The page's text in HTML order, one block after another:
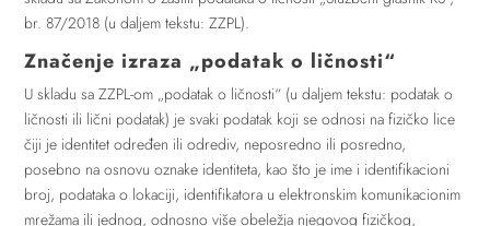
br. 87/2018 (u daljem tekstu: ZZPL).
Značenje izraza „podatak o ličnosti“
U skladu sa ZZPL-om „podatak o ličnosti“ (u daljem tekstu: podatak o
ličnosti ili lični podatak) je svaki podatak koji se odnosi na fizičko lice
čiji je identitet određen ili odrediv, neposredno ili posredno,
posebno na osnovu oznake identiteta, kao što je ime i identifikacioni
broj, podataka o lokaciji, identifikatora u elektronskim komunikacionim
mrežama ili jednog, odnosno više obeležja njegovog fizičkog,